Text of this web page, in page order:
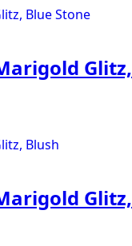
Glitz,
Glitz,